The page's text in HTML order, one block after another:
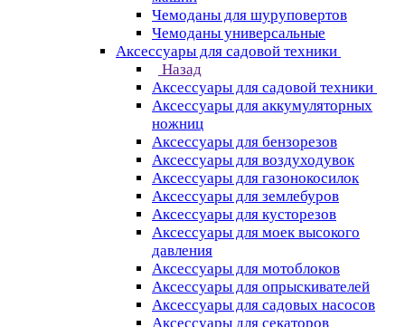
Чемоданы для шуруповертов
Чемоданы универсальные
Аксессуары для садовой техники
Назад
Аксессуары для садовой техники
Аксессуары для аккумуляторных
ножниц
Аксессуары для бензорезов
Аксессуары для воздуходувок
Аксессуары для газонокосилок
Аксессуары для землебуров
Аксессуары для кусторезов
Аксессуары для моек высокого
давления
Аксессуары для мотоблоков
Аксессуары для опрыскивателей
Аксессуары для садовых насосов
Аксессуары для секаторов